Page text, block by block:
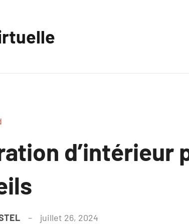
d’intérieur
juillet 26, 2024